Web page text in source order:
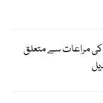
کی مراعات سے متعلق